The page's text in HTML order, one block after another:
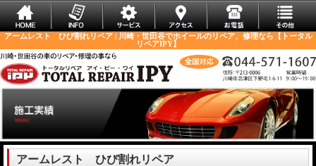
アームレスト ひび割れリペア | 川崎・世田谷でホイールのリペア、修理なら【トータル
リペアIPY】
アームレスト ひび割れリペア